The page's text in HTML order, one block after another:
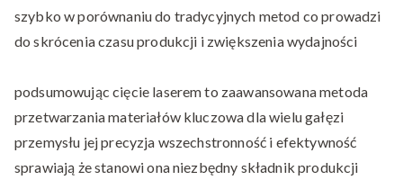
szybko w porównaniu do tradycyjnych metod co prowadzi
do skrócenia czasu produkcji i zwiększenia wydajności
podsumowując cięcie laserem to zaawansowana metoda
przetwarzania materiałów kluczowa dla wielu gałęzi
przemysłu jej precyzja wszechstronność i efektywność
sprawiają że stanowi ona niezbędny składnik produkcji